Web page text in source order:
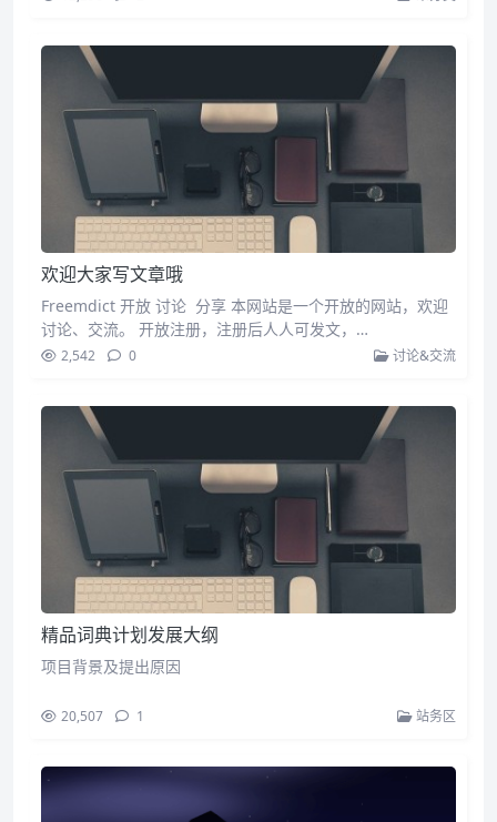
欢迎大家写文章哦
Freemdict 开放 讨论 分享 本网站是一个开放的网站，欢迎
讨论、交流。 开放注册，注册后人人可发文，…
2,542 0 讨论&交流
精品词典计划发展大纲
项目背景及提出原因
20,507 1 站务区